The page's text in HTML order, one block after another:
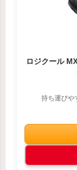
ロジクール
持ち運びや